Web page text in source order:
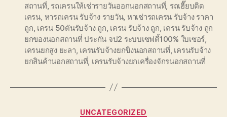
สถานที่, รถเครนให้เช่ารายวันออกนอกสถานที่, รถเฮี๊ยบติด
เครน, หารถเครน รับจ้าง รายวัน, หาเช่ารถเครน รับจ้าง ราคา
ถูก, เครน 50ตันรับจ้าง ถูก, เครน รับจ้าง ถูก, เครน รับจ้าง ถูก
ยกของนอกสถานที่ ประกัน จป2 ระบบเซฟตี้100% ใบเซอร์,
เครนยกสูง ยะลา, เครนรับจ้างยกขิงนอกสถานที่, เครนรับจ้าง
ยกสินค้านอกสถานที่, เครนรับจ้างยกเครื่องจักรนอกสถานที่
Categories
UNCATEGORIZED